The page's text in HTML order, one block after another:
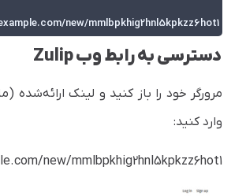
new/mmlbpkhig2hnl5kpkzz6hot1
دسترسی به رابط وب Zulip
مرورگر خود را باز کنید و لینک ارائه‌شده
وارد کنید:
new/mmlbpkhig2hnl5kpkzz6hot1